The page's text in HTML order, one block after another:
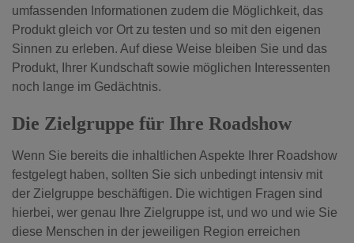
umfassenden Informationen zudem die Möglichkeit, das
Produkt gleich vor Ort zu testen und so mit den eigenen
Sinnen zu erleben. Auf diese Weise bleiben Sie und das
Produkt, Ihrer Kundschaft sowie möglichen Interessenten
noch lange im Gedächtnis.
Die Zielgruppe für Ihre Roadshow
Wenn Sie bereits die inhaltlichen Aspekte Ihrer Roadshow
festgelegt haben, sollten Sie sich unbedingt intensiv mit
der Zielgruppe beschäftigen. Die wichtigen Fragen sind
hierbei, wer genau Ihre Zielgruppe ist, und wo und wie Sie
diese Menschen in der jeweiligen Region erreichen